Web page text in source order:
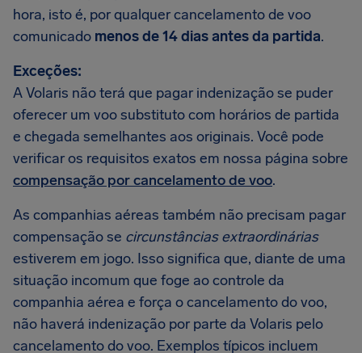
hora, isto é, por qualquer cancelamento de voo
comunicado menos de 14 dias antes da partida.
Exceções:
A Volaris não terá que pagar indenização se puder
oferecer um voo substituto com horários de partida
e chegada semelhantes aos originais. Você pode
verificar os requisitos exatos em nossa página sobre
compensação por cancelamento de voo.
As companhias aéreas também não precisam pagar
compensação se circunstâncias extraordinárias
estiverem em jogo. Isso significa que, diante de uma
situação incomum que foge ao controle da
companhia aérea e força o cancelamento do voo,
não haverá indenização por parte da Volaris pelo
cancelamento do voo. Exemplos típicos incluem